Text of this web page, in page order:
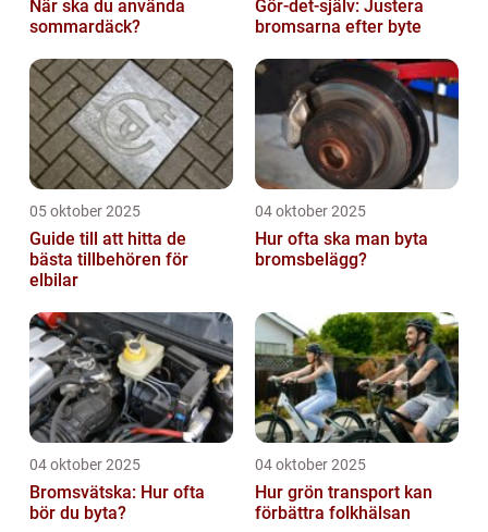
När ska du använda
sommardäck?
Gör-det-själv: Justera
bromsarna efter byte
05 oktober 2025
Guide till att hitta de
bästa tillbehören för
elbilar
04 oktober 2025
Hur ofta ska man byta
bromsbelägg?
04 oktober 2025
Bromsvätska: Hur ofta
bör du byta?
04 oktober 2025
Hur grön transport kan
förbättra folkhälsan